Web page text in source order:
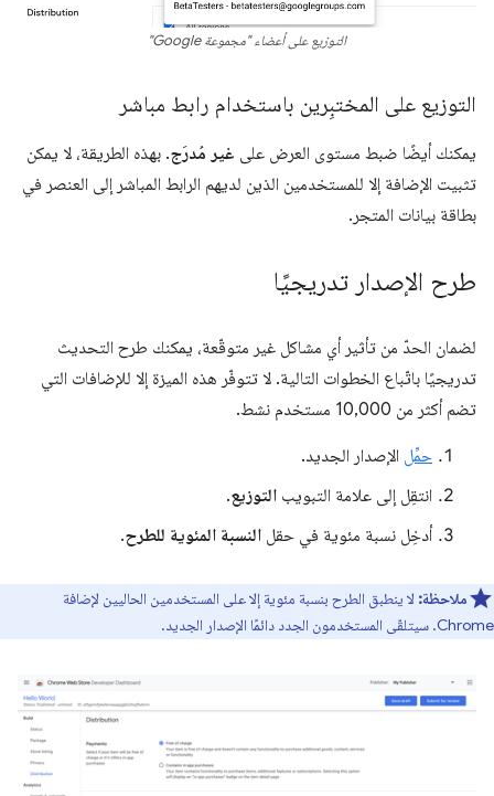
التوزيع على أعضاء "مجموعة Google"
التوزيع على المختبِرين باستخدام رابط مباشر
يمكنك أيضًا ضبط مستوى العرض على غير مُدرَج. بهذه الطريقة، لا يمكن
تثبيت الإضافة إلا للمستخدمين الذين لديهم الرابط المباشر إلى العنصر في
بطاقة بيانات المتجر.
طرح الإصدار تدريجيًا
لضمان الحدّ من تأثير أي مشاكل غير متوقّعة، يمكنك طرح التحديث
تدريجيًا باتّباع الخطوات التالية. لا تتوفّر هذه الميزة إلا للإضافات التي
تضم أكثر من 10,000 مستخدم نشط.
حمِّل الإصدار الجديد.
انتقِل إلى علامة التبويب التوزيع.
أدخِل نسبة مئوية في حقل النسبة المئوية للطرح.
ملاحظة: لا ينطبق الطرح بنسبة مئوية إلا على المستخدمين الحاليين لإضافة
Chrome. سيتلقّى المستخدمون الجدد دائمًا الإصدار الجديد.